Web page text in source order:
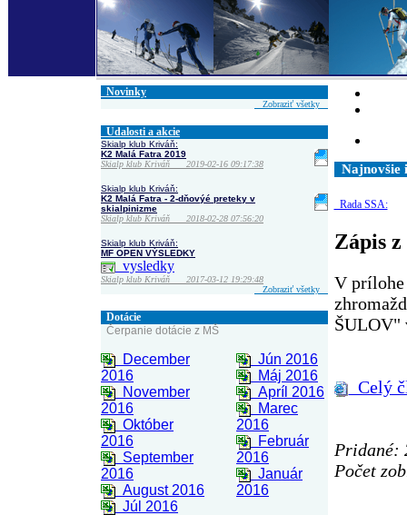
Novinky
Zobraziť všetky
Udalosti a akcie
Skialp klub Kriváň:
K2 Malá Fatra 2019
Skialp klub Kriváň 2019-02-16 09:17:38
Skialp klub Kriváň:
K2 Malá Fatra - 2-dňovýé preteky v
skialpinizme
Skialp klub Kriváň 2018-02-28 07:56:20
Skialp klub Kriváň:
MF OPEN VÝSLEDKY
vysledky
Skialp klub Kriváň 2017-03-12 19:29:48
Zobraziť všetky
Dotácie
Čerpanie dotácie z MŠ
December
2016
November
2016
Október
2016
September
2016
August 2016
Júl 2016
Jún 2016
Máj 2016
Apríl 2016
Marec
2016
Február
2016
Január
2016
Najnovšie
Rada SSA:
Zápis
V prílohe
ŠULOV"
Celý
Pridané:
Počet